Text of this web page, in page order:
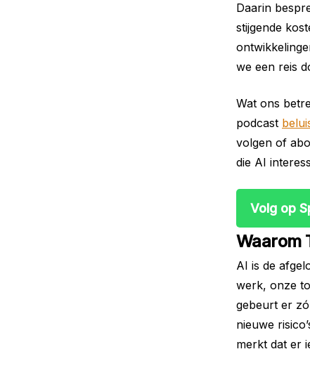
Daarin
stijgende
we een reis
Wat ons
podcast
volgen of
die AI
Volg op
Waarom
AI is de
werk, onze
gebeurt er
nieuwe
merkt dat er